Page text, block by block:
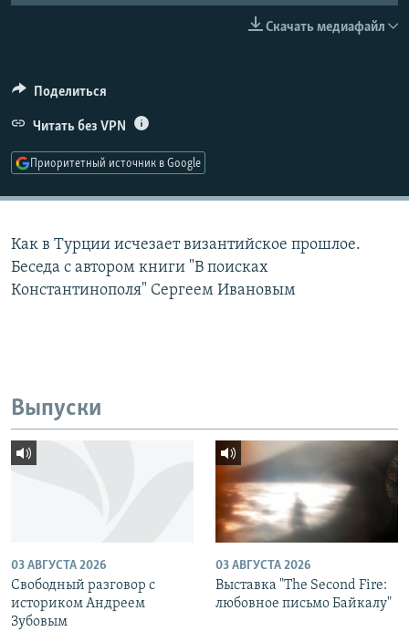
СОЦИАЛЬНЫЕ СЕТИ
Скачать медиафайл
Поделиться
Читать без VPN
Приоритетный источник в Google
Как в Турции исчезает византийское прошлое.
Беседа с автором книги "В поисках
Константинополя" Сергеем Ивановым
Выпуски
03 АВГУСТА 2026
Свободный разговор с
историком Андреем
Зубовым
03 АВГУСТА 2026
Выставка "The Second Fire:
любовное письмо Байкалу"